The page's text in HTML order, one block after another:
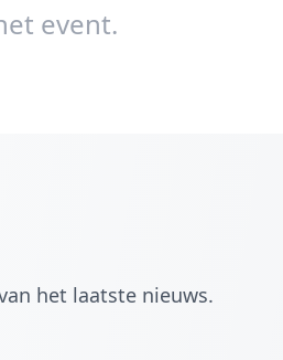
event.
het laatste nieuws.